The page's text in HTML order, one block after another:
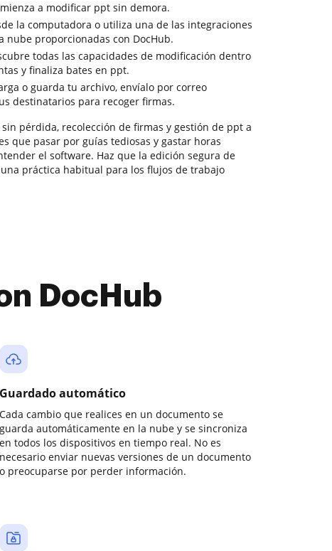
a modificar ppt sin demora.
la computadora o utiliza una de las integraciones
nube proporcionadas con DocHub.
todas las capacidades de modificación dentro
y finaliza bates en ppt.
o guarda tu archivo, envíalo por correo
destinatarios para recoger firmas.
pérdida, recolección de firmas y gestión de ppt a
que pasar por guías tediosas y gastar horas
el software. Haz que la edición segura de
práctica habitual para los flujos de trabajo
DocHub
Guardado automático
Cada cambio que realices en un documento se
guarda automáticamente en la nube y se sincroniza
en todos los dispositivos en tiempo real. No es
necesario enviar nuevas versiones de un documento
o preocuparse por perder información.